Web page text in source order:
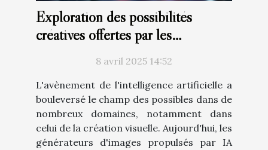
Exploration des possibilités
créatives offertes par les
générateurs d'images à base d'IA
8 avril 2025 14:52
L'avènement de l'intelligence artificielle a
bouleversé le champ des possibles dans de
nombreux domaines, notamment dans
celui de la création visuelle. Aujourd'hui, les
générateurs d'images propulsés par IA